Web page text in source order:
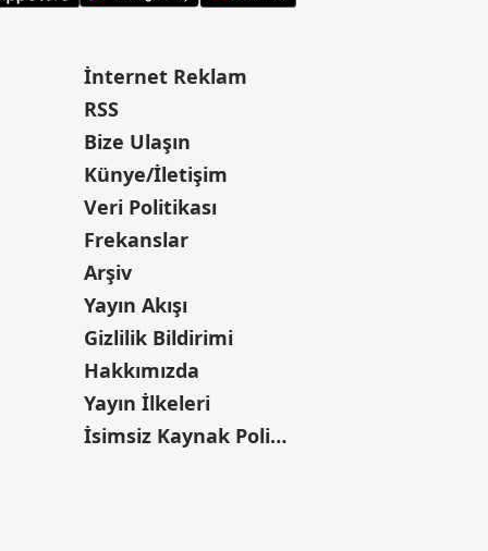
İnternet Reklam
RSS
Bize Ulaşın
Künye/İletişim
Veri Politikası
Frekanslar
Arşiv
Yayın Akışı
Gizlilik Bildirimi
Hakkımızda
Yayın İlkeleri
İsimsiz Kaynak Politikası